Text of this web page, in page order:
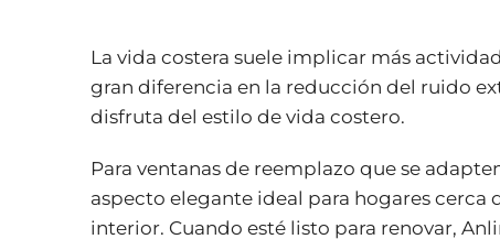
La vida costera suele implicar más
gran diferencia en la reducción del ruido
disfruta del estilo de vida costero.
Para ventanas de reemplazo que se
aspecto elegante ideal para hogares
interior. Cuando esté listo para renovar,